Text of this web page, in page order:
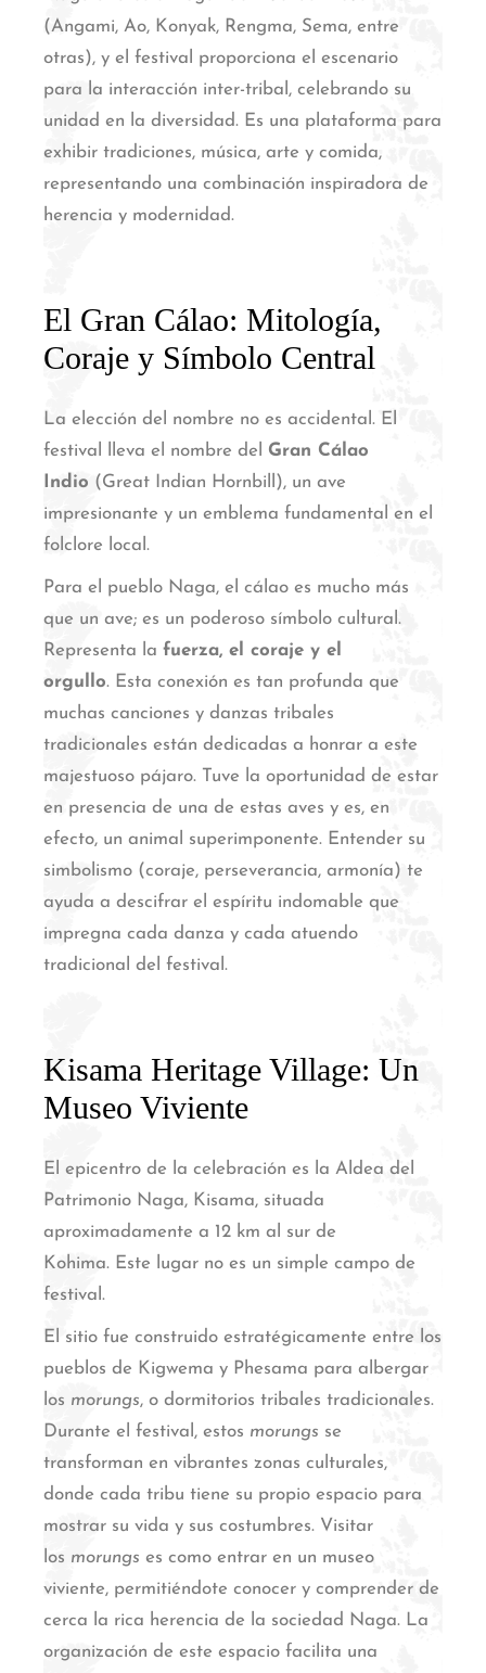
(Angami, Ao, Konyak, Rengma, Sema, entre
otras), y el festival proporciona el escenario
para la interacción inter-tribal, celebrando su
unidad en la diversidad. Es una plataforma para
exhibir tradiciones, música, arte y comida,
representando una combinación inspiradora de
herencia y modernidad.
El Gran Cálao: Mitología,
Coraje y Símbolo Central
La elección del nombre no es accidental. El
festival lleva el nombre del Gran Cálao
Indio (Great Indian Hornbill), un ave
impresionante y un emblema fundamental en el
folclore local.
Para el pueblo Naga, el cálao es mucho más
que un ave; es un poderoso símbolo cultural.
Representa lafuerza, el coraje y el
orgullo. Esta conexión es tan profunda que
muchas canciones y danzas tribales
tradicionales están dedicadas a honrar a este
majestuoso pájaro. Tuve la oportunidad de estar
en presencia de una de estas aves y es, en
efecto, un animal superimponente. Entender su
simbolismo (coraje, perseverancia, armonía) te
ayuda a descifrar el espíritu indomable que
impregna cada danza y cada atuendo
tradicional del festival.
Kisama Heritage Village: Un
Museo Viviente
El epicentro de la celebración es la Aldea del
Patrimonio Naga, Kisama, situada
aproximadamente a 12 km al sur de
Kohima. Este lugar no es un simple campo de
festival.
El sitio fue construido estratégicamente entre los
pueblos de Kigwema y Phesama para albergar
los morungs, o dormitorios tribales tradicionales.
Durante el festival, estos morungs se
transforman en vibrantes zonas culturales,
donde cada tribu tiene su propio espacio para
mostrar su vida y sus costumbres. Visitar
los morungs es como entrar en un museo
viviente, permitiéndote conocer y comprender de
cerca la rica herencia de la sociedad Naga. La
organización de este espacio facilita una